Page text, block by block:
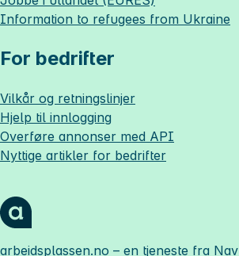
Information to refugees from Ukraine
For bedrifter
Vilkår og retningslinjer
Hjelp til innlogging
Overføre annonser med API
Nyttige artikler for bedrifter
arbeidsplassen.no – en tjeneste fra Nav